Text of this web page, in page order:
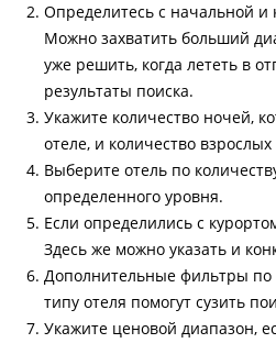
Определитесь с начальной и
Можно захватить больший
уже решить, когда лететь в
результаты поиска.
Укажите количество ночей,
отеле, и количество
Выберите отель по
определенного уровня.
Если определились с
Здесь же можно указать и
Дополнительные фильтры по
типу отеля помогут сузить
Укажите ценовой диапазон,